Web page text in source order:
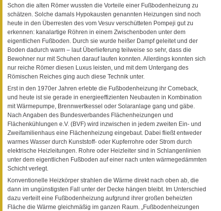
Schon die alten Römer wussten die Vorteile einer Fußbodenheizung zu
schätzen. Solche damals Hypokausten genannten Heizungen sind noch
heute in den Überresten des vom Vesuv verschütteten Pompeji gut zu
erkennen: kanalartige Röhren in einem Zwischenboden unter dem
eigentlichen Fußboden. Durch sie wurde heißer Dampf geleitet und der
Boden dadurch warm – laut Überlieferung teilweise so sehr, dass die
Bewohner nur mit Schuhen darauf laufen konnten. Allerdings konnten sich
nur reiche Römer diesen Luxus leisten, und mit dem Untergang des
Römischen Reiches ging auch diese Technik unter.
Erst in den 1970er Jahren erlebte die Fußbodenheizung ihr Comeback,
und heute ist sie gerade in energieeffizienten Neubauten in Kombination
mit Wärmepumpe, Brennwertkessel oder Solaranlage gang und gäbe.
Nach Angaben des Bundesverbandes Flächenheizungen und
Flächenkühlungen e.V. (BVF) wird inzwischen in jedem zweiten Ein- und
Zweifamilienhaus eine Flächenheizung eingebaut. Dabei fließt entweder
warmes Wasser durch Kunststoff- oder Kupferrohre oder Strom durch
elektrische Heizleitungen. Rohre oder Heizleiter sind in Schlangenlinien
unter dem eigentlichen Fußboden auf einer nach unten wärmegedämmten
Schicht verlegt.
Konventionelle Heizkörper strahlen die Wärme direkt nach oben ab, die
dann im ungünstigsten Fall unter der Decke hängen bleibt. Im Unterschied
dazu verteilt eine Fußbodenheizung aufgrund ihrer großen beheizten
Fläche die Wärme gleichmäßig im ganzen Raum. „Fußbodenheizungen